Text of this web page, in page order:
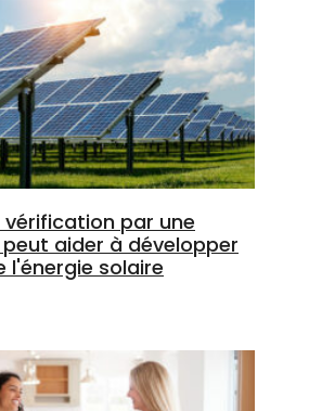
par une
aider à développer
l'énergie solaire